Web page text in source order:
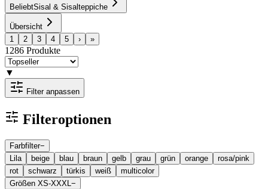
BeliebtSisal & Sisalteppiche
Übersicht
1
2 3 4 5 › »
1286 Produkte
▼
Filter anpassen
Filteroptionen
Farbfilter−
Lila
beige blau braun gelb grau grün orange
rosa/pink
rot
schwarz türkis weiß
multicolor
Größen XS-XXXL−